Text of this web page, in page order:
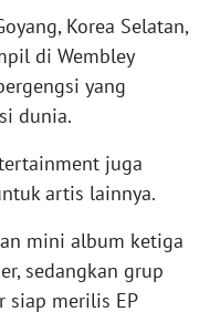
Korea Selatan,
di Wembley
yang
dunia.
juga
artis lainnya.
mini album ketiga
sedangkan grup
siap merilis EP